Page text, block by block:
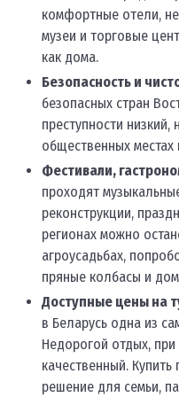
комфортные отели,
музеи и торговые
как дома.
Безопасность и
безопасных стран
преступности низкий,
общественных
Фестивали,
проходят
реконструкции,
регионах можно
агроусадьбах,
пряные колбасы и
Доступные цены на
в Беларусь одна из
Недорогой отдых, при
качественный.
решение для семьи,